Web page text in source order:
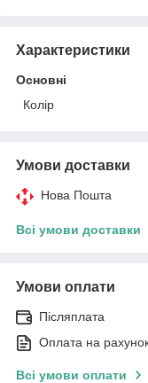
Характеристики
Основні
Колір
Умови доставки
Нова Пошта
Всі умови доставки
Умови оплати
Післяплата
Оплата на
Всі умови оплати